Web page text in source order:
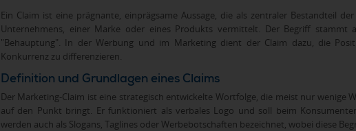
Ein Claim ist eine prägnante, einprägsame Aussage, die als zentraler Bestandteil
Unternehmens, einer Marke oder eines Produkts vermittelt. Der Begriff
"Behauptung". In der Werbung und im Marketing dient der Claim dazu, die
Konkurrenz zu differenzieren.
Definition und Grundlagen eines Claims
Der Marketing-Claim ist eine strategisch entwickelte Wortfolge, die meist nur wenige
auf den Punkt bringt. Er funktioniert als verbales Logo und soll beim
werden auch als Slogans, Taglines oder Werbebotschaften bezeichnet, wobei diese